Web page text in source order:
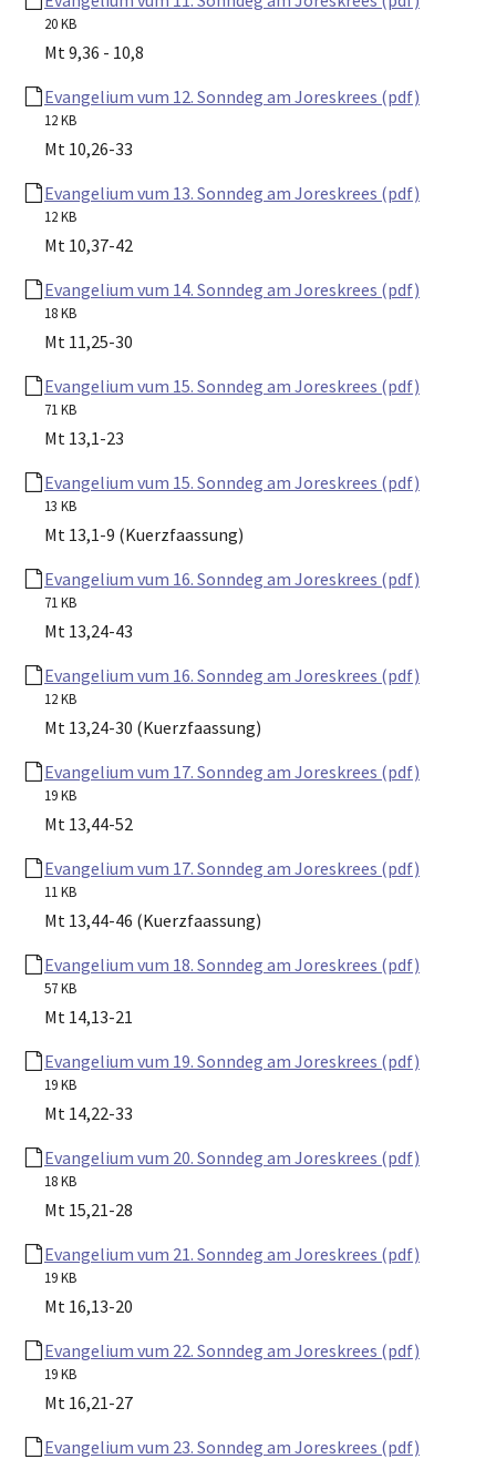
20 KB
Mt 9,36 - 10,8
Evangelium vum 12. Sonndeg am Joreskrees (pdf)
12 KB
Mt 10,26-33
Evangelium vum 13. Sonndeg am Joreskrees (pdf)
12 KB
Mt 10,37-42
Evangelium vum 14. Sonndeg am Joreskrees (pdf)
18 KB
Mt 11,25-30
Evangelium vum 15. Sonndeg am Joreskrees (pdf)
71 KB
Mt 13,1-23
Evangelium vum 15. Sonndeg am Joreskrees (pdf)
13 KB
Mt 13,1-9 (Kuerzfaassung)
Evangelium vum 16. Sonndeg am Joreskrees (pdf)
71 KB
Mt 13,24-43
Evangelium vum 16. Sonndeg am Joreskrees (pdf)
12 KB
Mt 13,24-30 (Kuerzfaassung)
Evangelium vum 17. Sonndeg am Joreskrees (pdf)
19 KB
Mt 13,44-52
Evangelium vum 17. Sonndeg am Joreskrees (pdf)
11 KB
Mt 13,44-46 (Kuerzfaassung)
Evangelium vum 18. Sonndeg am Joreskrees (pdf)
57 KB
Mt 14,13-21
Evangelium vum 19. Sonndeg am Joreskrees (pdf)
19 KB
Mt 14,22-33
Evangelium vum 20. Sonndeg am Joreskrees (pdf)
18 KB
Mt 15,21-28
Evangelium vum 21. Sonndeg am Joreskrees (pdf)
19 KB
Mt 16,13-20
Evangelium vum 22. Sonndeg am Joreskrees (pdf)
19 KB
Mt 16,21-27
Evangelium vum 23. Sonndeg am Joreskrees (pdf)